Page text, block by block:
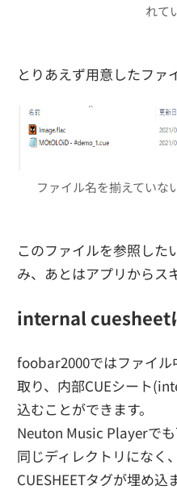
れて
とりあえず用意したファ
ファイル名を揃えていな
このファイルを参照した
み、あとはアプリからス
internal cuesheet
foobar2000ではファイル
取り、内部CUEシート
込むことができます。
Neuton Music Playerで
同じディレクトリになく
CUESHEETタグが埋め